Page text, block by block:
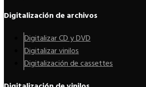
Digitalización de archivos
Digitalizar CD y DVD
Digitalizar vinilos
Digitalización de cassettes